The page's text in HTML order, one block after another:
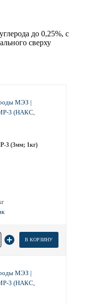
до 0,25%, с
сверху
3 (3мм; 1кг)
В КОРЗИНУ